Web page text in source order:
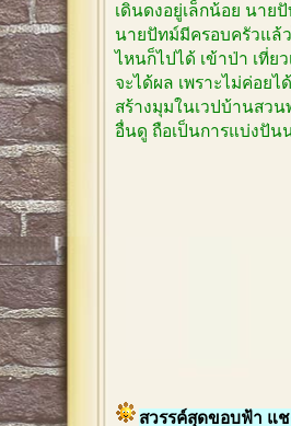
เดินดงอยู่เล็กน้อย นาย
นายปัทม์มีครอบครัวแล้
ไหนก็ไปได้ เข้าป่า เที่ย
จะได้ผล เพราะไม่ค่อย
สร้างมุมในเวปบ้านสว
อื่นดู ถือเป็นการแบ่งปัน
สวรรค์สุดขอบฟ้า แ